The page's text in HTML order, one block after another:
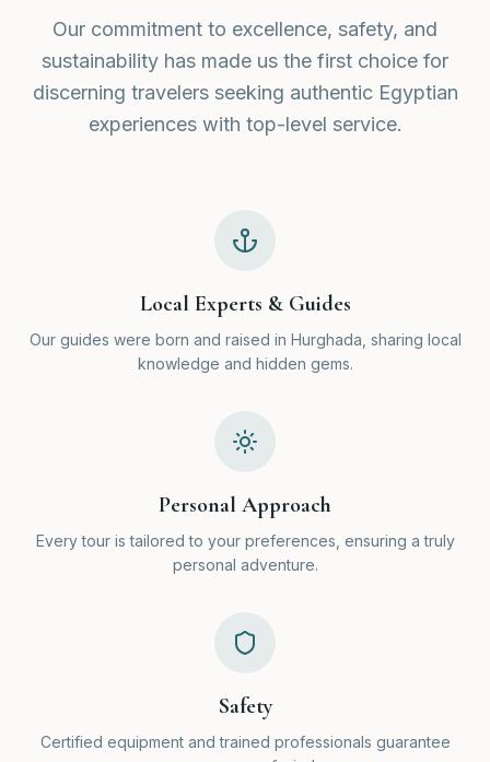
Our commitment to excellence, safety, and
sustainability has made us the first choice for
discerning travelers seeking authentic Egyptian
experiences with top-level service.
Local Experts & Guides
Our guides were born and raised in Hurghada, sharing local
knowledge and hidden gems.
Personal Approach
Every tour is tailored to your preferences, ensuring a truly
personal adventure.
Safety
Certified equipment and trained professionals guarantee